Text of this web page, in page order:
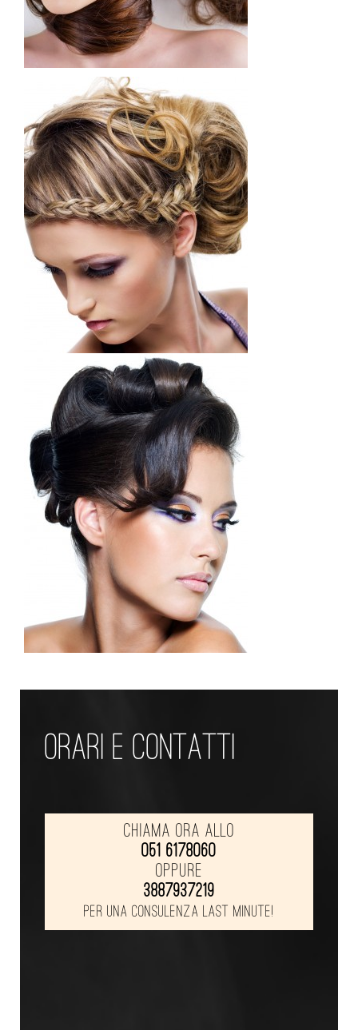
ORARI E CONTATTI
Chiama ora allo
051 6178060
oppure
3887937219
per una consulenza last minute!